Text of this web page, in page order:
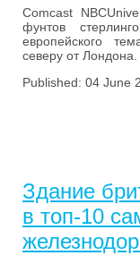
Comcast
фунтов
европейского
северу от Лондона.
Published: 04 June
Здание
в топ-10